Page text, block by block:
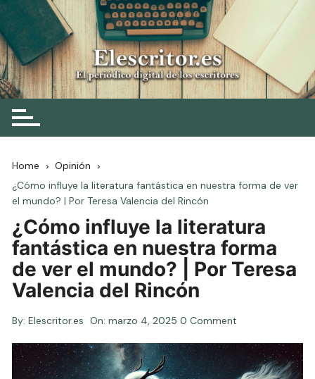
Skip
to
content
Elescritor.es
El periódico digital de los escritores
Home
Opinión
¿Cómo influye la literatura fantástica en nuestra forma de ver
el mundo? | Por Teresa Valencia del Rincón
¿Cómo influye la literatura
fantástica en nuestra forma
de ver el mundo? | Por Teresa
Valencia del Rincón
By: Elescritor.es On:marzo 4, 2025 0 Comment